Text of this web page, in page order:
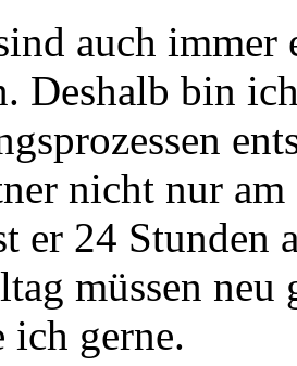
auch immer
Deshalb bin
nicht nur
er 24 Stunden
müssen neu
ich gerne.